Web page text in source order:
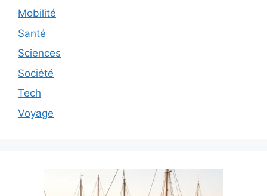
Mobilité
Santé
Sciences
Société
Tech
Voyage